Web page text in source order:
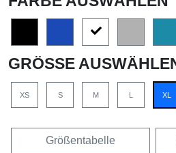
GRÖSSE AUSWÄHLEN
XS S M L XL
Größentabelle